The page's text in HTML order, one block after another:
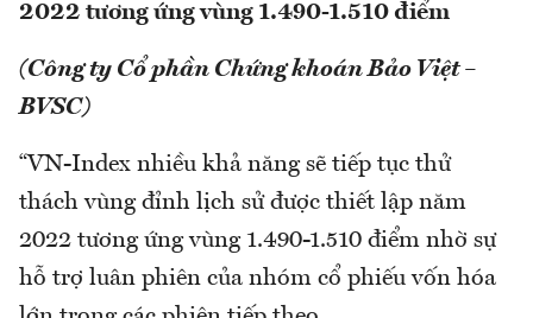
2022 tương ứng vùng 1.490-1.510 điểm
(Công ty Cổ phần Chứng khoán Bảo Việt –
BVSC)
“VN-Index nhiều khả năng sẽ tiếp tục thử
thách vùng đỉnh lịch sử được thiết lập năm
2022 tương ứng vùng 1.490-1.510 điểm nhờ sự
hỗ trợ luân phiên của nhóm cổ phiếu vốn hóa